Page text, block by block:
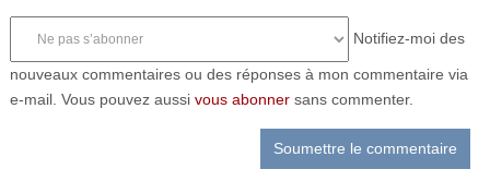
Notifiez-moi des
nouveaux commentaires ou des réponses à mon commentaire via
e-mail. Vous pouvez aussi vous abonnersans commenter.